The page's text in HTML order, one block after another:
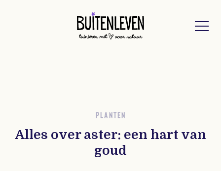
PLANTEN
Alles over aster: een hart van
goud